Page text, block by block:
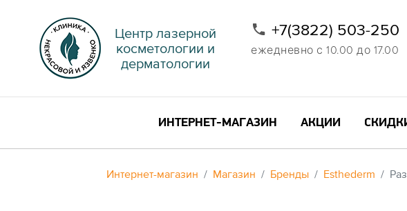
Центр лазерной
косметологии и
дерматологии
+7(3822) 503-250
ежедневно с 10.00 до 17.00
ИНТЕРНЕТ-МАГАЗИН АКЦИИ
Интернет-магазин Магазин Бренды Esthederm